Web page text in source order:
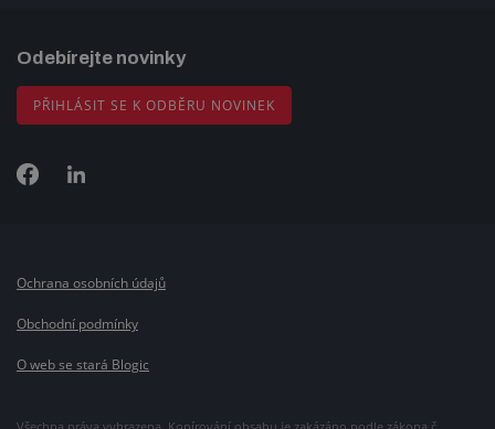
Odebírejte novinky
PŘIHLÁSIT SE K ODBĚRU NOVINEK
Ochrana osobních údajů
Obchodní podmínky
O web se stará Blogic